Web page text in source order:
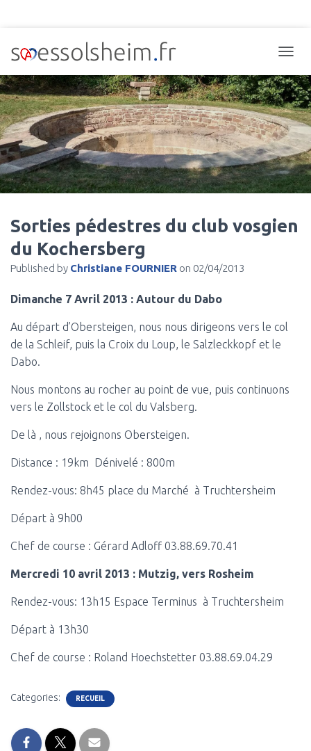
Sorties pédestres du club vosgien
du Kochersberg
Published by Christiane FOURNIER on 02/04/2013
Dimanche 7 Avril 2013 : Autour du Dabo
Au départ d’Obersteigen, nous nous dirigeons vers le col
de la Schleif, puis la Croix du Loup, le Salzleckkopf et le
Dabo.
Nous montons au rocher au point de vue, puis continuons
vers le Zollstock et le col du Valsberg.
De là , nous rejoignons Obersteigen.
Distance : 19km Dénivelé : 800m
Rendez-vous: 8h45 place du Marché à Truchtersheim
Départ à 9h00
Chef de course : Gérard Adloff 03.88.69.70.41
Mercredi 10 avril 2013 : Mutzig, vers Rosheim
Rendez-vous: 13h15 Espace Terminus à Truchtersheim
Départ à 13h30
Chef de course : Roland Hoechstetter 03.88.69.04.29
Categories: RECUEIL